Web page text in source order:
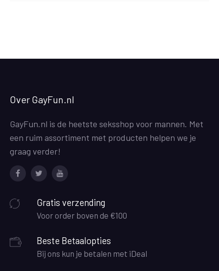
Over GayFun.nl
GayFun.nl is de heetste seksshop voor mannen. Met
een ruim assortiment met producten helpen we je
graag verder!
Gratis verzending
Voor order boven de €100
Beste Betaalopties
Bij ons kun je betalen met iDeal